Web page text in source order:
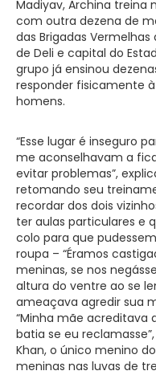
Madiyav, Archina treina
com outra dezena de
das Brigadas
de Deli e capital do
grupo já ensinou
responder fisicamente
homens.
“Esse lugar é inseguro
me aconselhavam a
evitar problemas”,
retomando seu
recordar dos dois
ter aulas particulares e
colo para que
roupa – “Éramos
meninas, se nos
altura do ventre ao se
ameaçava agredir sua
“Minha mãe acreditava
batia se eu
Khan, o único menino
meninas nas luvas de